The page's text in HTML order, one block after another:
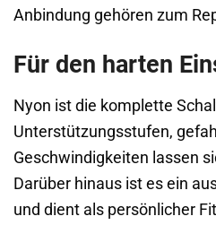
Anbindung gehören zum
Für den harten
Nyon ist die komplette
Unterstützungsstufen,
Geschwindigkeiten lassen
Darüber hinaus ist es ein
und dient als persönlicher